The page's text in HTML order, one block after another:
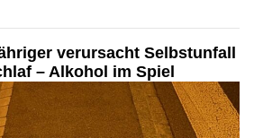
verursacht Selbstunfall
– Alkohol im Spiel